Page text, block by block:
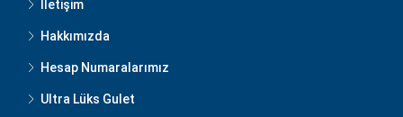
İletişim
Hakkımızda
Hesap Numaralarımız
Ultra Lüks Gulet